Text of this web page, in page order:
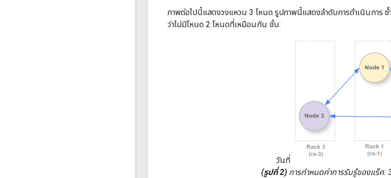
ภาพต่อไปนี้แสดงวงแหวน 3 โหนด รูปภาพนี้แสดงลำดับการดำเนินการ
ว่าไม่มีโหนด 2 โหนดที่เหมือนกัน ชั้น:
วันที่
(รูปที่ 2) การกำหนดค่าการรับรู้ของแร็ค: